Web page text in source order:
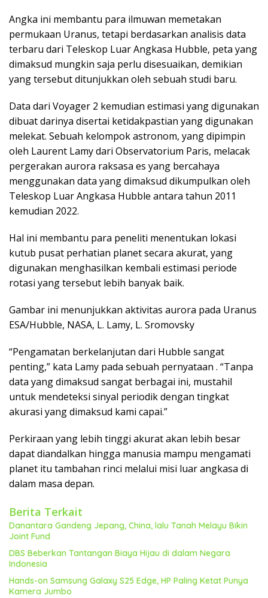
Angka ini membantu para ilmuwan memetakan
permukaan Uranus, tetapi berdasarkan analisis data
terbaru dari Teleskop Luar Angkasa Hubble, peta yang
dimaksud mungkin saja perlu disesuaikan, demikian
yang tersebut ditunjukkan oleh sebuah studi baru.
Data dari Voyager 2 kemudian estimasi yang digunakan
dibuat darinya disertai ketidakpastian yang digunakan
melekat. Sebuah kelompok astronom, yang dipimpin
oleh Laurent Lamy dari Observatorium Paris, melacak
pergerakan aurora raksasa es yang bercahaya
menggunakan data yang dimaksud dikumpulkan oleh
Teleskop Luar Angkasa Hubble antara tahun 2011
kemudian 2022.
Hal ini membantu para peneliti menentukan lokasi
kutub pusat perhatian planet secara akurat, yang
digunakan menghasilkan kembali estimasi periode
rotasi yang tersebut lebih banyak baik.
Gambar ini menunjukkan aktivitas aurora pada Uranus
ESA/Hubble, NASA, L. Lamy, L. Sromovsky
“Pengamatan berkelanjutan dari Hubble sangat
penting,” kata Lamy pada sebuah pernyataan . “Tanpa
data yang dimaksud sangat berbagai ini, mustahil
untuk mendeteksi sinyal periodik dengan tingkat
akurasi yang dimaksud kami capai.”
Perkiraan yang lebih tinggi akurat akan lebih besar
dapat diandalkan hingga manusia mampu mengamati
planet itu tambahan rinci melalui misi luar angkasa di
dalam masa depan.
Berita Terkait
Danantara Gandeng Jepang, China, lalu Tanah Melayu Bikin
Joint Fund
DBS Beberkan Tantangan Biaya Hijau di dalam Negara
Indonesia
Hands-on Samsung Galaxy S25 Edge, HP Paling Ketat Punya
Kamera Jumbo